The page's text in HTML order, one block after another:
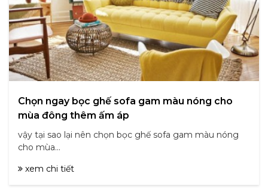
Chọn ngay bọc ghế sofa gam màu nóng cho
mùa đông thêm ấm áp
vậy tại sao lại nên chọn bọc ghế sofa gam màu nóng
cho mùa...
xem chi tiết